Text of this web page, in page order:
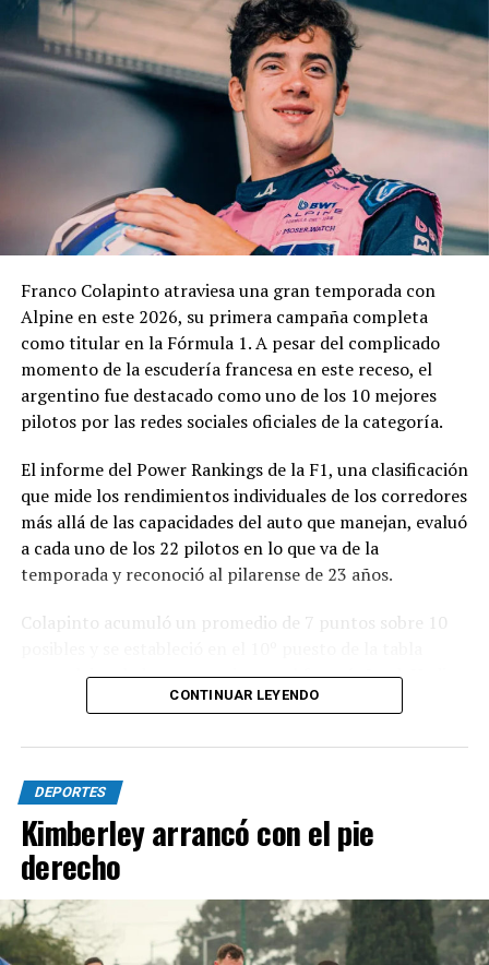
Franco Colapinto atraviesa una gran temporada con
Alpine en este 2026, su primera campaña completa
como titular en la Fórmula 1. A pesar del complicado
momento de la escudería francesa en este receso, el
argentino fue destacado como uno de los 10 mejores
pilotos por las redes sociales oficiales de la categoría.
El informe del Power Rankings de la F1, una clasificación
que mide los rendimientos individuales de los corredores
más allá de las capacidades del auto que manejan, evaluó
a cada uno de los 22 pilotos en lo que va de la
temporada y reconoció al pilarense de 23 años.
Colapinto acumuló un promedio de 7 puntos sobre 10
general, igualado en puntaje con el francés Isack Hadjar,
que logró estabilidad con la compleja segunda butaca de
Las actuaciones del pilarense en la primera parte del
año elevaron las expectativas, ya que logró sumar
puntos en seis de las once carreras que se disputaron,
con un total de 19 unidades que lo ubican en el 12º
lugar en el campeonato.
CONTINUAR LEYENDO
DEPORTES
Kimberley arrancó con el pie
derecho